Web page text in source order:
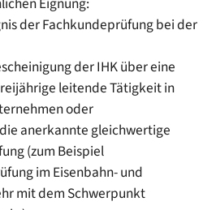
der Fachkundeprüfung bei der
der IHK über eine
leitende Tätigkeit in
oder
anerkannte gleichwertige
(zum Beispiel
im Eisenbahn- und
mit dem Schwerpunkt